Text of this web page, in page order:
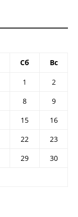
Сб Вс
1
2
8
9
15
16
22
23
29
30